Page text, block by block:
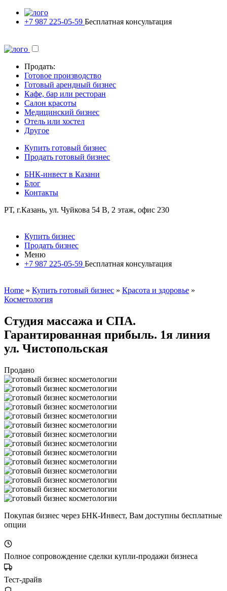
+7 987 225-05-59 Бесплатная консультация
Продать:
Готовое производство
Готовый арендный бизнес
Кафе, бар или ресторан
Салон красоты
Медицинский бизнес
Отель или хостел
Другое
Купить готовый бизнес
Продать готовый бизнес
БНК-инвест в Казани
Блог
Контакты
РТ, г.Казань, ул. Чуйкова 54 В, 2 этаж, офис 230
Купить бизнес
Продать бизнес
Меню
+7 987 225-05-59 Бесплатная консультация
Home » Купить готовый бизнес » Красота и здоровье »
Косметология
Студия массажа и СПА.
Гарантированная прибыль. 1я линия
ул. Чистопольская
Продано
Покупая бизнес через БНК-Инвест, Вам доступны бесплатные
опции
Полное сопровождение сделки купли-продажи бизнеса
Тест-драйв